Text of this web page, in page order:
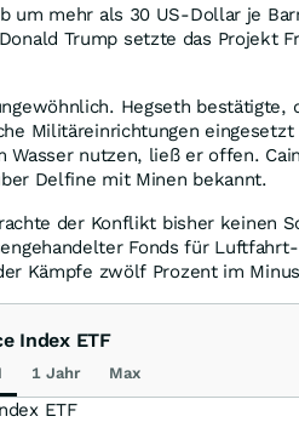
um mehr als 30 US-Dollar je
Trump setzte das Projekt
Hegseth bestätigte,
Militäreinrichtungen eingesetzt
nutzen, ließ er offen.
Delfine mit Minen bekannt.
der Konflikt bisher keinen
Fonds für
Kämpfe zwölf Prozent im
Index ETF
1 Jahr Max